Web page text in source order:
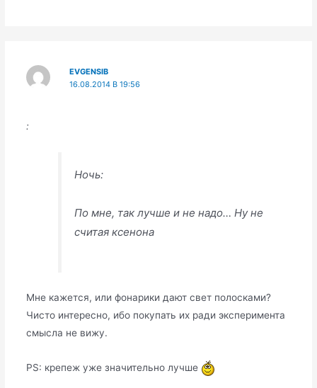
EVGENSIB
16.08.2014 В 19:56
:
Ночь:
По мне, так лучше и не надо… Ну не
считая ксенона
Мне кажется, или фонарики дают свет полосками?
Чисто интересно, ибо покупать их ради эксперимента
смысла не вижу.
PS: крепеж уже значительно лучше